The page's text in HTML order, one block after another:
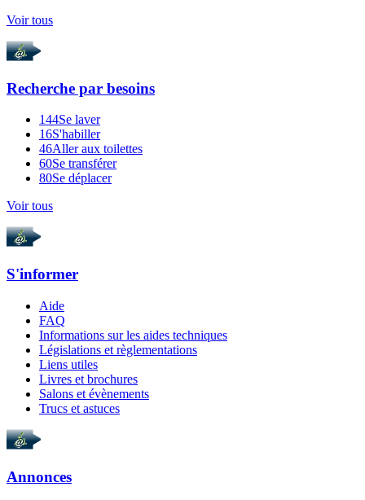
Voir tous
Recherche par besoins
144Se laver
16S'habiller
46Aller aux toilettes
60Se transférer
80Se déplacer
Voir tous
S'informer
Aide
FAQ
Informations sur les aides techniques
Législations et règlementations
Liens utiles
Livres et brochures
Salons et évènements
Trucs et astuces
Annonces